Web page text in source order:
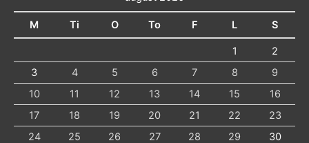
M Ti O To F L S
1
2
3
4 5 6 7 8
9
10
11 12 13 14 15
16
17
18 19 20 21 22
23
24
25 26 27 28 29
30